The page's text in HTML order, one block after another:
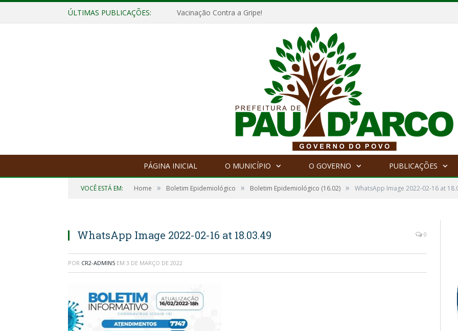
ÚLTIMAS PUBLICAÇÕES: Vacinação Contra a Gripe!
PÁGINA INICIAL O MUNICÍPIO O GOVERNO PUBLICAÇÕES
VOCÊ ESTÁ EM: Home » Boletim Epidemiológico » Boletim Epidemiológico (16.02) » WhatsApp Image 2022-02-16 at
WhatsApp Image 2022-02-16 at 18.03.49 0
POR CR2-ADMIN5 EM 3 DE MARÇO DE 2022